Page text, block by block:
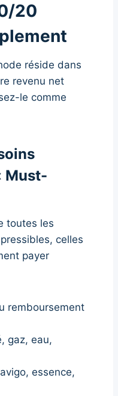
20
réside dans
revenu net
le comme
Must-
toutes les
celles
payer
remboursement
gaz, eau,
essence,